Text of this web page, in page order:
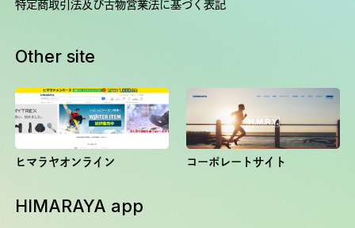
特定商取引法及び古物営業法に基づく表記
Other site
ヒマラヤオンライン コーポレートサイト
HIMARAYA app